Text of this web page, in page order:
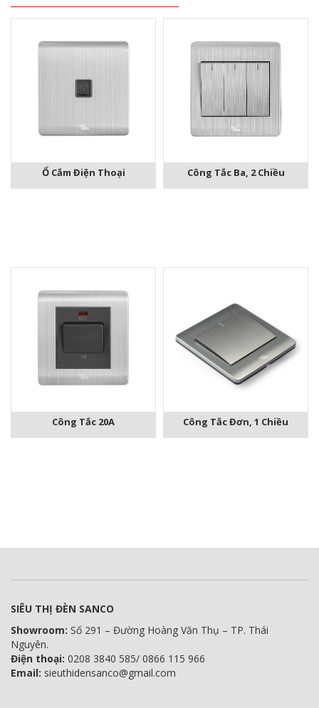
Ổ Cắm Điện Thoại Công Tắc Ba, 2 Chiều
Công Tắc 20A Công Tắc Đơn, 1 Chiều
SIÊU THỊ ĐÈN SANCO
Showroom: Số 291 – Đường Hoàng Văn Thụ – TP. Thái
Nguyên.
Điện thoại: 0208 3840 585/ 0866 115 966
Email: sieuthidensanco@gmail.com